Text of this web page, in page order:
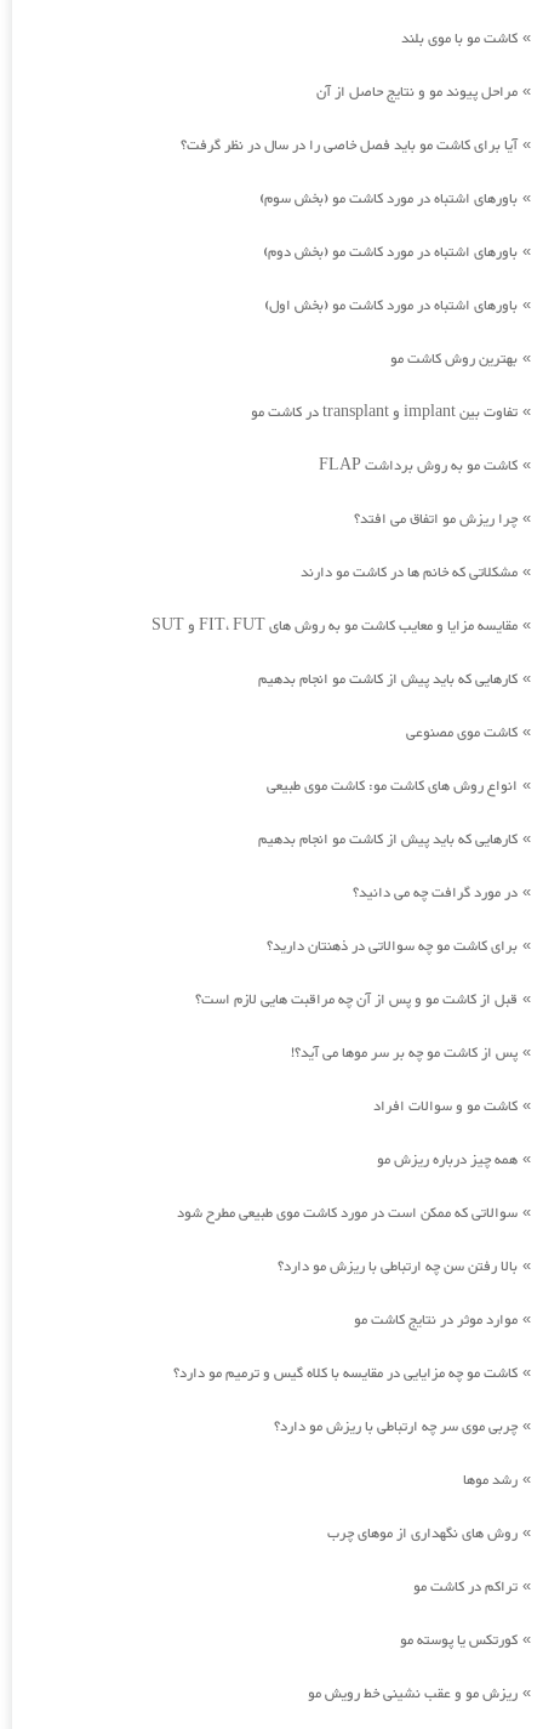
» کاشت مو با موی بلند
» مراحل پیوند مو و نتایج حاصل از آن
»آیا برای کاشت مو باید فصل خاصی را در سال در نظر گرفت؟
» باورهای اشتباه در مورد کاشت مو (بخش سوم)
» باورهای اشتباه در مورد کاشت مو (بخش دوم)
» باورهای اشتباه در مورد کاشت مو (بخش اول)
» بهترین روش کاشت مو
» تفاوت بین implant و transplant در کاشت مو
» کاشت مو به روش برداشت FLAP
» چرا ریزش مو اتفاق می افتد؟
» مشکلاتی که خانم ها در کاشت مو دارند
» مقایسه مزایا و معایب کاشت مو به روش های FIT، FUT و SUT
» کارهایی که باید پیش از کاشت مو انجام بدهیم
» کاشت موی مصنوعی
» انواع روش های کاشت مو: کاشت موی طبیعی
» کارهایی که باید پیش از کاشت مو انجام بدهیم
» در مورد گرافت چه می دانید؟
» برای کاشت مو چه سوالاتی در ذهنتان دارید؟
» قبل از کاشت مو و پس از آن چه مراقبت هایی لازم است؟
» پس از کاشت مو چه بر سر موها می آید؟!
» کاشت مو و سوالات افراد
» همه چیز درباره ریزش مو
» سوالاتی که ممکن است در مورد کاشت موی طبیعی مطرح شود
» بالا رفتن سن چه ارتباطی با ریزش مو دارد؟
» موارد موثر در نتایج کاشت مو
» کاشت مو چه مزایایی در مقایسه با کلاه گیس و ترمیم مو دارد؟
» چربی موی سر چه ارتباطی با ریزش مو دارد؟
» رشد موها
» روش های نگهداری از موهای چرب
» تراکم در کاشت مو
» کورتکس یا پوسته مو
» ریزش مو و عقب نشینی خط رویش مو